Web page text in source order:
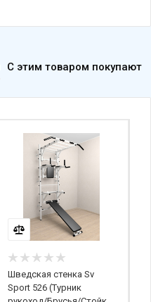
С этим товаром покупают
Шведская стенка Sv
Sport 526 (Турник